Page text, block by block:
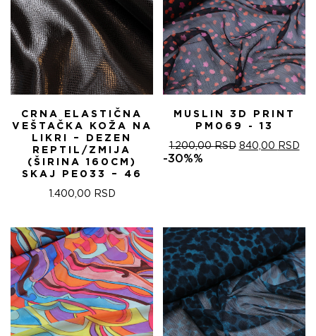
CRNA ELASTIČNA
VEŠTAČKA KOŽA NA
LIKRI – DEZEN
REPTIL/ZMIJA
(ŠIRINA 160CM)
SKAJ PE033 – 46
1.400,00 RSD
MUSLIN 3D PRINT
PM069 - 13
1.200,00RSD ОРИГИНАЛНА
840,00 RSD
-30%%